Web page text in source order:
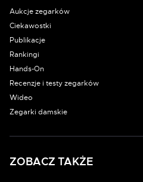
Aukcje zegarków
Ciekawostki
Publikacje
Rankingi
Hands-On
Recenzje i testy zegarków
Wideo
Zegarki damskie
ZOBACZ TAKŻE